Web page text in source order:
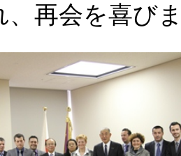
、再会を喜び